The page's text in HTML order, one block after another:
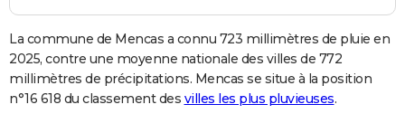
La commune de Mencas a connu 723 millimètres de pluie en
2025, contre une moyenne nationale des villes de 772
millimètres de précipitations. Mencas se situe à la position
n°16 618 du classement des villes les plus pluvieuses.